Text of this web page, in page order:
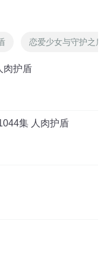
恋爱少女与守护之盾
肉护盾
集 人肉护盾